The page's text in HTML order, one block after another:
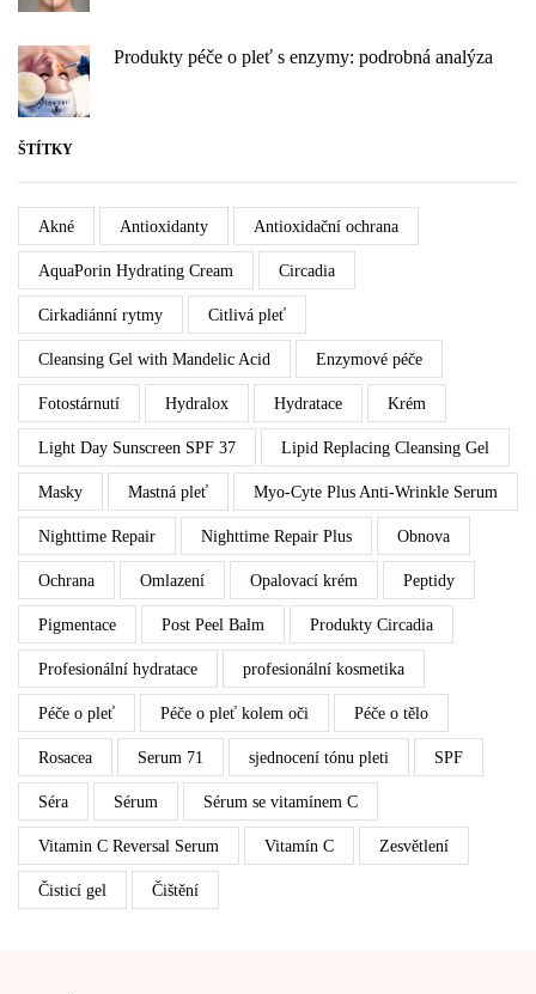
Produkty péče o pleť s enzymy: podrobná analýza
ŠTÍTKY
Akné Antioxidanty Antioxidační ochrana
AquaPorin Hydrating Cream Circadia
Cirkadiánní rytmy Citlivá pleť
Cleansing Gel with Mandelic Acid Enzymové péče
Fotostárnutí Hydralox Hydratace Krém
Light Day Sunscreen SPF 37 Lipid Replacing Cleansing Gel
Masky Mastná pleť Myo-Cyte Plus Anti-Wrinkle Serum
Nighttime Repair Nighttime Repair Plus Obnova
Ochrana Omlazení Opalovací krém Peptidy
Pigmentace Post Peel Balm Produkty Circadia
Profesionální hydratace profesionální kosmetika
Péče o pleť Péče o pleť kolem oči Péče o tělo
Rosacea Serum 71 sjednocení tónu pleti SPF
Séra Sérum Sérum se vitamínem C
Vitamin C Reversal Serum Vitamín C Zesvětlení
Čisticí gel Čištění